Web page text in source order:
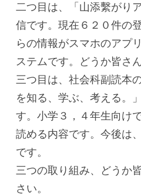
二つ目は、「山添繫がり
信です。現在６２０件の
らの情報がスマホのアプ
ステムです。どうか皆さ
三つ目は、社会科副読本
を知る、学ぶ、考える。
す。小学３，４年生向け
読める内容です。今後は
です。
三つの取り組み、どうか
さい。